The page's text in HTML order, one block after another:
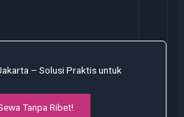
– Solusi Praktis untuk
Tanpa Ribet!